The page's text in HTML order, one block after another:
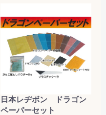
日本レヂボン ドラゴン
ペーパーセット